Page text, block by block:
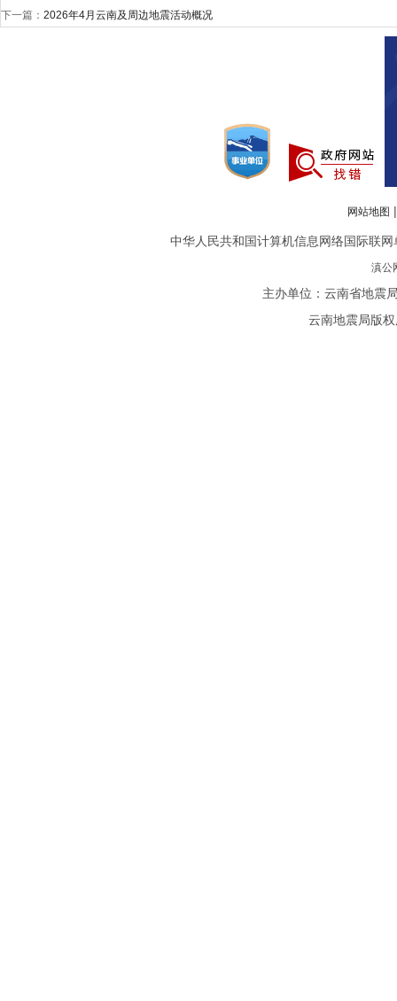
下一篇： 2026年4月云南及周边地震活动概况
网站地图
中华人民共和国计算机信息网络国际联
滇公
主办单位：云南省地震
云南地震局版